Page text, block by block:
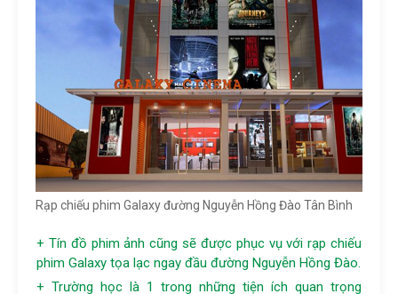
Rạp chiếu phim Galaxy đường Nguyễn Hồng Đào Tân Bình
+ Tín đồ phim ảnh cũng sẽ được phục vụ với rạp chiếu
phim Galaxy tọa lạc ngay đầu đường Nguyễn Hồng Đào.
+ Trường học là 1 trong những tiện ích quan trọng